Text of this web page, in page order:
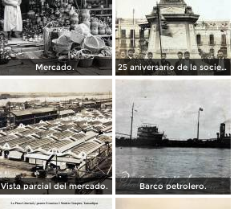
Mercado. 25 aniversario de la sociedad mutua de artesanos de Benito Juarez ( Fechada el 2 de Octubre de 1910 ).
Vista parcial del mercado. Barco petrolero.